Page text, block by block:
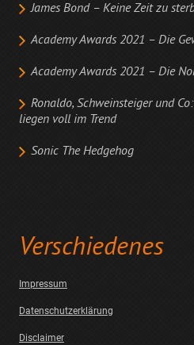
James Bond – Keine Zeit zu
Academy Awards 2021 – Die
Academy Awards 2021 – Die
Ronaldo, Schweinsteiger und
liegen voll im Trend
Sonic The Hedgehog
Verschiedenes
Impressum
Datenschutzerklärung
Disclaimer